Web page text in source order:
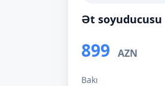
Ət soyuducusu
899 AZN
Bakı